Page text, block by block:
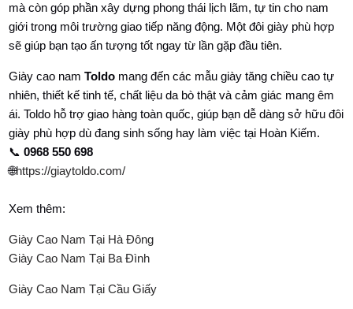
mà còn góp phần xây dựng phong thái lịch lãm, tự tin cho nam
giới trong môi trường giao tiếp năng động. Một đôi giày phù hợp
sẽ giúp bạn tạo ấn tượng tốt ngay từ lần gặp đầu tiên.
Giày cao namToldo mang đến các mẫu giày tăng chiều cao tự
nhiên, thiết kế tinh tế, chất liệu da bò thật và cảm giác mang êm
ái. Toldo hỗ trợ giao hàng toàn quốc, giúp bạn dễ dàng sở hữu đôi
giày phù hợp dù đang sinh sống hay làm việc tại Hoàn Kiếm.
📞0968 550 698
🌐https://giaytoldo.com/
Xem thêm:
Giày Cao Nam Tại Hà Đông
Giày Cao Nam Tại Ba Đình
Giày Cao Nam Tại Cầu Giấy